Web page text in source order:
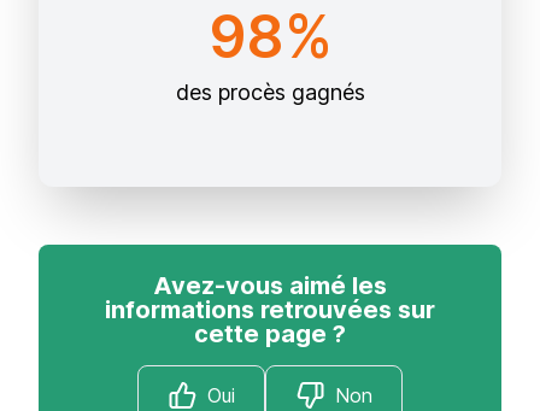
98%
des procès gagnés
Avez-vous aimé les
informations retrouvées sur
cette page ?
Oui Non